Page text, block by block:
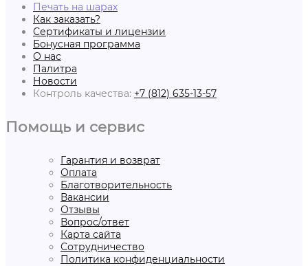
Печать на шарах
Как заказать?
Сертификаты и лицензии
Бонусная программа
О нас
Палитра
Новости
Контроль качества: +7 (812) 635-13-57
Помощь и сервис
Гарантия и возврат
Оплата
Благотворительность
Вакансии
Отзывы
Вопрос/ответ
Карта сайта
Сотрудничество
Политика конфиденциальности